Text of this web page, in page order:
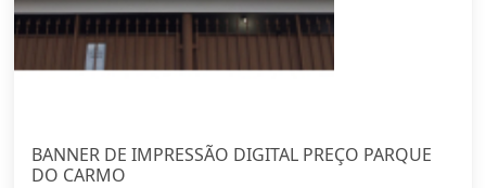
BANNER DE IMPRESSÃO DIGITAL PREÇO PARQUE
DO CARMO